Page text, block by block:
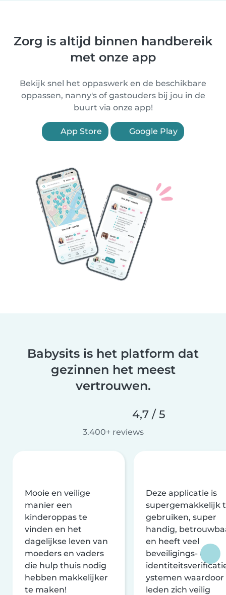
Zorg is altijd binnen handbereik
met onze app
Bekijk snel het oppaswerk en de beschikbare
oppassen, nanny's of gastouders bij jou in de
buurt via onze app!
App Store Google Play
Babysits is het platform dat
gezinnen het meest
vertrouwen.
4,7 / 5
3.400+ reviews
Mooie en veilige
manier een
kinderoppas te
vinden en het
dagelijkse leven van
moeders en vaders
die hulp thuis nodig
hebben makkelijker
te maken!
Deze applicatie is
supergemakkelijk
gebruiken, super
handig,
en heeft veel
beveiligings- en
ystemen waardoor
leden zich veilig